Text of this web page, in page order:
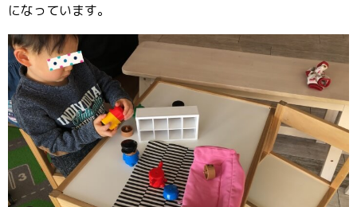
になっています。